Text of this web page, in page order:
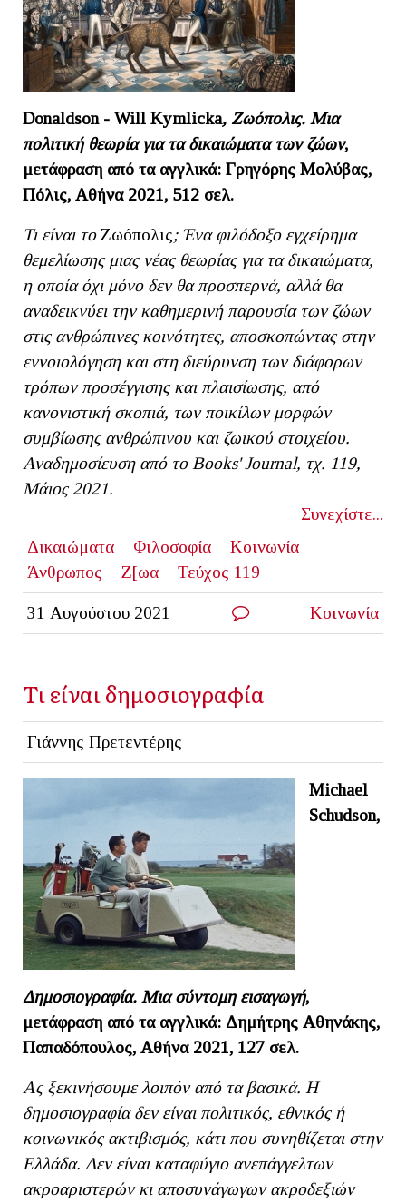
Donaldson - Will Kymlicka, Ζωόπολις. Μια
πολιτική θεωρία για τα δικαιώματα των ζώων,
μετάφραση από τα αγγλικά: Γρηγόρης Μολύβας,
Πόλις, Αθήνα 2021, 512 σελ.
Τι είναι τοΖωόπολις; Ένα φιλόδοξο εγχείρημα
θεμελίωσης μιας νέας θεωρίας για τα δικαιώματα,
η οποία όχι μόνο δεν θα προσπερνά, αλλά θα
αναδεικνύει την καθημερινή παρουσία των ζώων
στις ανθρώπινες κοινότητες, αποσκοπώντας στην
εννοιολόγηση και στη διεύρυνση των διάφορων
τρόπων προσέγγισης και πλαισίωσης, από
κανονιστική σκοπιά, των ποικίλων μορφών
συμβίωσης ανθρώπινου και ζωικού στοιχείου.
Αναδημοσίευση από το Books' Journal, τχ. 119,
Μάιος 2021.
Συνεχίστε...
Δικαιώματα
Φιλοσοφία
Κοινωνία
Άνθρωπος
Ζ[ωα Τεύχος 119
31 Αυγούστου 2021 Κοινωνία
Τι είναι δημοσιογραφία
Γιάννης Πρετεντέρης
Michael
Schudson,
Δημοσιογραφία. Μια σύντομη εισαγωγή,
μετάφραση από τα αγγλικά: Δημήτρης Αθηνάκης,
Παπαδόπουλος, Αθήνα 2021, 127 σελ.
Ας ξεκινήσουμε λοιπόν από τα βασικά. Η
δημοσιογραφία δεν είναι πολιτικός, εθνικός ή
κοινωνικός ακτιβισμός, κάτι που συνηθίζεται στην
Ελλάδα. Δεν είναι καταφύγιο ανεπάγγελτων
ακροαριστερών κι αποσυνάγωγων ακροδεξιών